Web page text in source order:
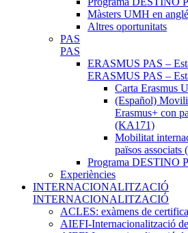
Màsters UMH en
Altres oportunitats
PAS
PAS
ERASMUS PAS –
ERASMUS PAS –
Carta Erasmus
(Español)
Erasmus+ con
(KA171)
Mobilitat
països
Programa DESTINO
Experiències
INTERNACIONALITZACIÓ
INTERNACIONALITZACIÓ
ACLES: exàmens de
AIEFI-Internacionalització